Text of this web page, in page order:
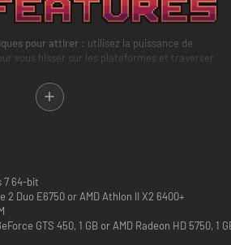
pour attirer : utilisez la puissance de
vous hisser sur les plateformes et traverser
7 64-bit
2 Duo E6750 or AMD Athlon II X2 6400+
GTS 450, 1 GB or AMD Radeon HD 5750, 1